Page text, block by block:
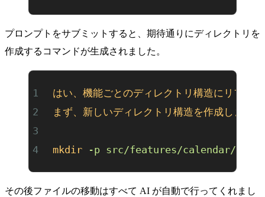
プロンプトをサブミットすると、期待通りにディレクトリを
作成するコマンドが生成されました。
はい、機能ごとのディレクトリ構造にリファ
まず、新しいディレクトリ構造を作成します：
mkdir -p src/features/calendar/
その後ファイルの移動はすべて AI が自動で行ってくれまし